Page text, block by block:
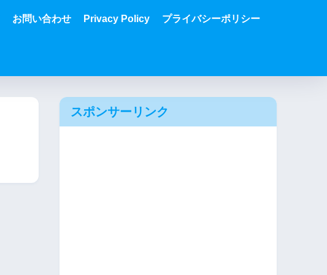
お問い合わせ Privacy Policy プライバシーポリシー
スポンサーリンク